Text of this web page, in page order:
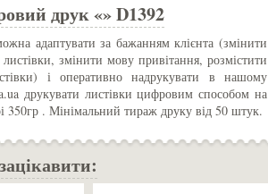
друк «» D1392
адаптувати за бажанням клієнта (змінити
змінити мову привітання, розмістити
і оперативно надрукувати в нашому
друкувати листівки цифровим способом на
350гр . Мінімальний тираж друку від 50 штук.